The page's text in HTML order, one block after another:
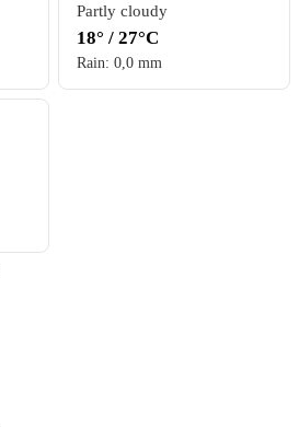
Partly cloudy
18° / 27°C
Rain: 0,0 mm